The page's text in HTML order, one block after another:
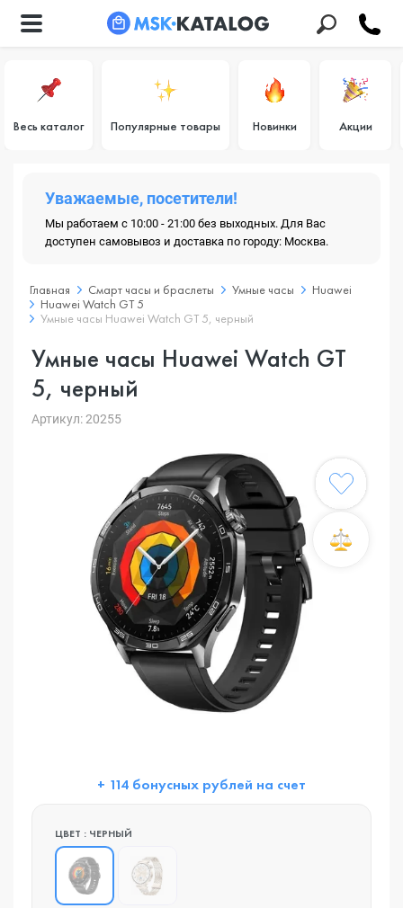
Весь каталог Популярные товары Новинки Акции
Уважаемые, посетители!
Мы работаем с 10:00 - 21:00 без выходных. Для Вас
доступен самовывоз и доставка по городу: Москва.
Главная Смарт часы и браслеты Умные часы
Huawei
Huawei Watch GT 5
Умные часы Huawei Watch GT 5, черный
Умные часы Huawei Watch GT
5, черный
Артикул: 20255
+ 114 бонусных рублей на счет
ЦВЕТ : ЧЕРНЫЙ